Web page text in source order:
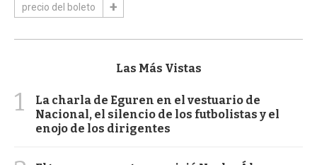
precio del boleto
Las Más Vistas
1
La charla de Eguren en el vestuario de
Nacional, el silencio de los futbolistas y el
enojo de los dirigentes